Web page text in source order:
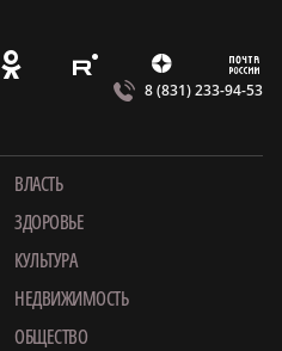
O E Z m
8 (831) 233-94-53
ВЛАСТЬ
ЗДОРОВЬЕ
КУЛЬТУРА
НЕДВИЖИМОСТЬ
ОБЩЕСТВО